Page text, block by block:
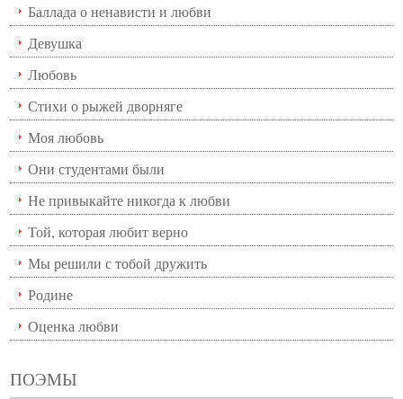
Баллада о ненависти и любви
Девушка
Любовь
Стихи о рыжей дворняге
Моя любовь
Они студентами были
Не привыкайте никогда к любви
Той, которая любит верно
Мы решили с тобой дружить
Родине
Оценка любви
ПОЭМЫ